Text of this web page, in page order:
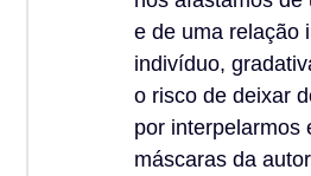
e de uma relação
indivíduo,
o risco de deixar
por interpelarmos
máscaras da